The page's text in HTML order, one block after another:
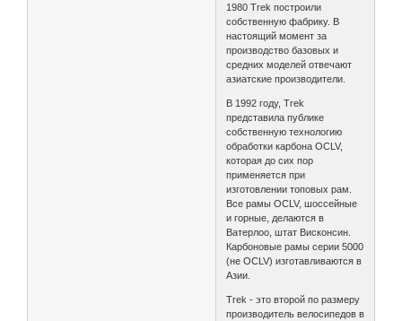
1980 Trek построили
собственную фабрику. В
настоящий момент за
производство базовых и
средних моделей отвечают
азиатские производители.
В 1992 году, Trek
представила публике
собственную технологию
обработки карбона OCLV,
которая до сих пор
применяется при
изготовлении топовых рам.
Все рамы OCLV, шоссейные
и горные, делаются в
Ватерлоо, штат Висконсин.
Карбоновые рамы серии 5000
(не OCLV) изготавливаются в
Азии.
Trek - это второй по размеру
производитель велосипедов в